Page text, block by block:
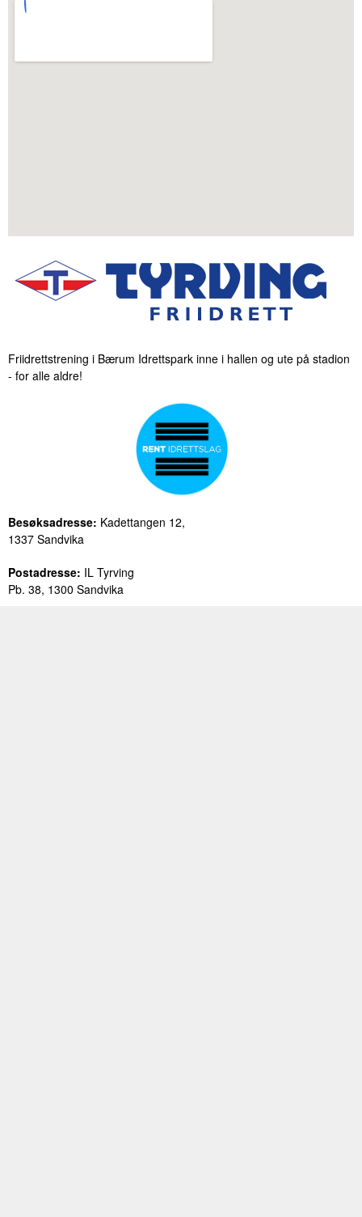
Friidrettstrening i Bærum Idrettspark inne i hallen og ute på stadion
- for alle aldre!
Besøksadresse: Kadettangen 12,
1337 Sandvika
Postadresse: IL Tyrving
Pb. 38, 1300 Sandvika